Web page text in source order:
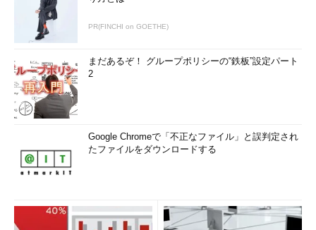
PR(FINCHI on GOETHE)
まだあるぞ！ グループポリシーの“鉄板”設定パート
2
Google Chromeで「不正なファイル」と誤判定され
たファイルをダウンロードする